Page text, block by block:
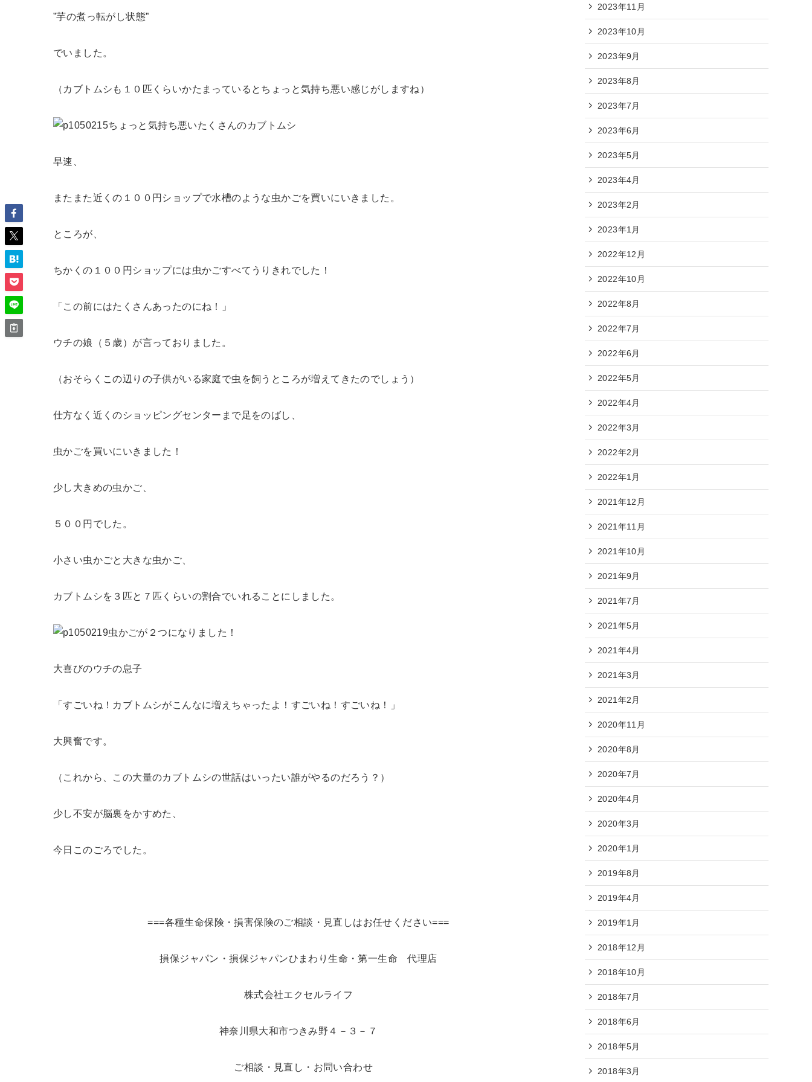
”芋の煮っ転がし状態”
でいました。
（カブトムシも１０匹くらいかたまっているとちょっと気持ち悪い感じがしますね）
ちょっと気持ち悪いたくさんのカブトムシ
早速、
またまた近くの１００円ショップで水槽のような虫かごを買いにいきました。
ところが、
ちかくの１００円ショップには虫かごすべてうりきれでした！
「この前にはたくさんあったのにね！」
ウチの娘（５歳）が言っておりました。
（おそらくこの辺りの子供がいる家庭で虫を飼うところが増えてきたのでしょう）
仕方なく近くのショッピングセンターまで足をのばし、
虫かごを買いにいきました！
少し大きめの虫かご、
５００円でした。
小さい虫かごと大きな虫かご、
カブトムシを３匹と７匹くらいの割合でいれることにしました。
虫かごが２つになりました！
大喜びのウチの息子
「すごいね！カブトムシがこんなに増えちゃったよ！すごいね！すごいね！」
大興奮です。
（これから、この大量のカブトムシの世話はいったい誰がやるのだろう？）
少し不安が脳裏をかすめた、
今日このごろでした。
===各種生命保険・損害保険のご相談・見直しはお任せください===
損保ジャパン・損保ジャパンひまわり生命・第一生命 代理店
株式会社エクセルライフ
神奈川県大和市つきみ野４－３－７
ご相談・見直し・お問い合わせ
2023年11月
2023年10月
2023年9月
2023年8月
2023年7月
2023年6月
2023年5月
2023年4月
2023年2月
2023年1月
2022年12月
2022年10月
2022年8月
2022年7月
2022年6月
2022年5月
2022年4月
2022年3月
2022年2月
2022年1月
2021年12月
2021年11月
2021年10月
2021年9月
2021年7月
2021年5月
2021年4月
2021年3月
2021年2月
2020年11月
2020年8月
2020年7月
2020年4月
2020年3月
2020年1月
2019年8月
2019年4月
2019年1月
2018年12月
2018年10月
2018年7月
2018年6月
2018年5月
2018年3月